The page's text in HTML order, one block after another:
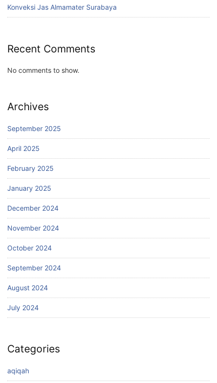
Konveksi Jas Almamater Surabaya
Recent Comments
No comments to show.
Archives
September 2025
April 2025
February 2025
January 2025
December 2024
November 2024
October 2024
September 2024
August 2024
July 2024
Categories
aqiqah